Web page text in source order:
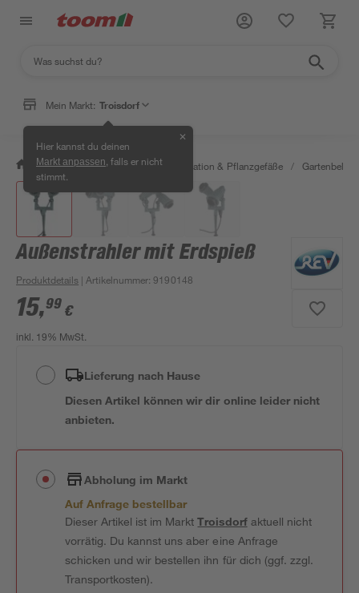
Mein Markt: Troisdorf
Hier kannst du deinen
Markt anpassen , falls er nicht
stimmt.
✕
/ Garten & Freizeit / Gartendekoration & Pflanzgefäße /
Außenstrahler mit Erdspieß
Produktdetails | Artikelnummer:9190148
15,99 €
inkl. 19% MwSt.
Lieferung nach Hause
Diesen Artikel können wir dir online leider nicht
anbieten.
Abholung im Markt
Auf Anfrage bestellbar
Dieser Artikel ist im MarktTroisdorfaktuell nicht
vorrätig. Du kannst uns aber eine Anfrage
schicken und wir bestellen ihn für dich (ggf. zzgl.
Transportkosten).